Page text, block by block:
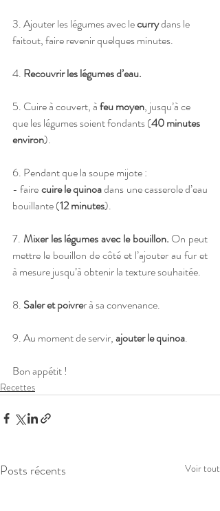
3. Ajouter les légumes avec le curry dans le
faitout, faire revenir quelques minutes.
4. Recouvrir les légumes d’eau.
5. Cuire à couvert, à feu moyen, jusqu’à ce
que les légumes soient fondants (40 minutes
environ).
6. Pendant que la soupe mijote :
- faire cuire le quinoa dans une casserole d’eau
bouillante (12 minutes).
7. Mixer les légumes avec le bouillon. On peut
mettre le bouillon de côté et l’ajouter au fur et
à mesure jusqu’à obtenir la texture souhaitée.
8. Saler et poivrer à sa convenance.
9. Au moment de servir, ajouter le quinoa.
Bon appétit !
Recettes
Posts récents Voir tout